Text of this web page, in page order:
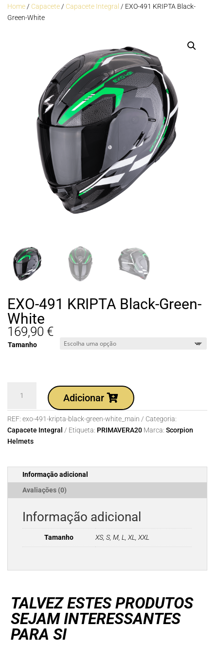
Home/ Capacete/ Capacete Integral / EXO-491 KRIPTA Black-
Green-White
EXO-491 KRIPTA Black-Green-
White
169,90 €
Tamanho
EXO-
491
KRIPTA
Black-
White
Adicionar
REF: exo-491-kripta-black-green-white_main
Categoria:
Capacete Integral
Etiqueta: PRIMAVERA20 Marca: Scorpion
Helmets
Informação adicional
Avaliações (0)
Informação adicional
Tamanho XS, S, M, L, XL, XXL
TALVEZ ESTES PRODUTOS
SEJAM INTERESSANTES
PARA SI